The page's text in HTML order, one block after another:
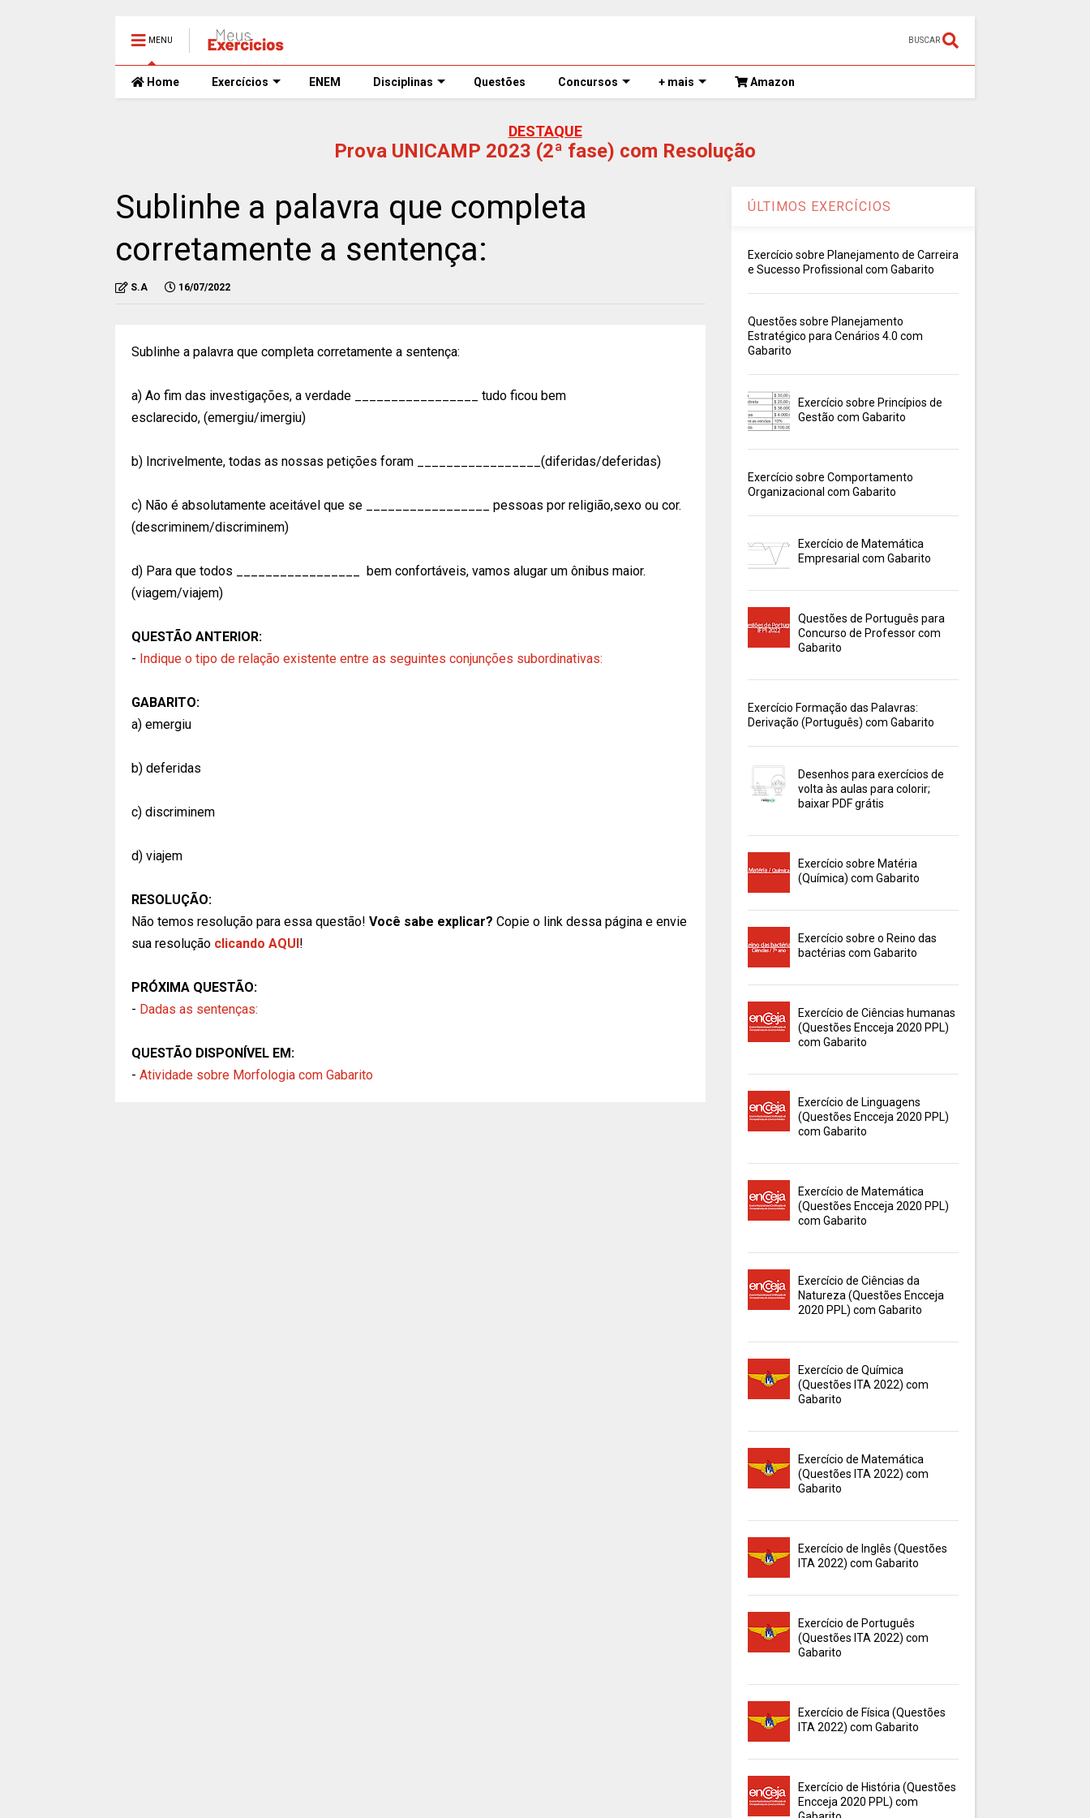
MENU BUSCAR
Home Exercícios ENEM Disciplinas Questões Concursos + mais Amazon
DESTAQUE
Prova UNICAMP 2023 (2ª fase) com Resolução
Sublinhe a palavra que completa
corretamente a sentença:
S.A 16/07/2022
Sublinhe a palavra que completa corretamente a sentença:
a) Ao fim das investigações, a verdade _________________ tudo ficou bem
esclarecido, (emergiu/imergiu)
b) Incrivelmente, todas as nossas petições foram _________________(diferidas/deferidas)
c) Não é absolutamente aceitável que se _________________ pessoas por religião,sexo ou cor.
(descriminem/discriminem)
d) Para que todos _________________ bem confortáveis, vamos alugar um ônibus maior.
(viagem/viajem)
QUESTÃO ANTERIOR:
- Indique o tipo de relação existente entre as seguintes conjunções subordinativas:
GABARITO:
a) emergiu
b) deferidas
c) discriminem
d) viajem
RESOLUÇÃO:
Não temos resolução para essa questão! Você sabe explicar? Copie o link dessa página e envie
sua resolução clicando AQUI!
PRÓXIMA QUESTÃO:
- Dadas as sentenças:
QUESTÃO DISPONÍVEL EM:
- Atividade sobre Morfologia com Gabarito
ÚLTIMOS EXERCÍCIOS
Exercício sobre Planejamento de Carreira
e Sucesso Profissional com Gabarito
Questões sobre Planejamento
Estratégico para Cenários 4.0 com
Gabarito
Exercício sobre Princípios de
Gestão com Gabarito
Exercício sobre Comportamento
Organizacional com Gabarito
Exercício de Matemática
Empresarial com Gabarito
Questões de Português para
Concurso de Professor com
Gabarito
Exercício Formação das Palavras:
Derivação (Português) com Gabarito
Desenhos para exercícios de
volta às aulas para colorir;
baixar PDF grátis
Exercício sobre Matéria
(Química) com Gabarito
Exercício sobre o Reino das
bactérias com Gabarito
Exercício de Ciências humanas
(Questões Encceja 2020 PPL)
com Gabarito
Exercício de Linguagens
(Questões Encceja 2020 PPL)
com Gabarito
Exercício de Matemática
(Questões Encceja 2020 PPL)
com Gabarito
Exercício de Ciências da
Natureza (Questões Encceja
2020 PPL) com Gabarito
Exercício de Química
(Questões ITA 2022) com
Gabarito
Exercício de Matemática
(Questões ITA 2022) com
Gabarito
Exercício de Inglês (Questões
ITA 2022) com Gabarito
Exercício de Português
(Questões ITA 2022) com
Gabarito
Exercício de Física (Questões
ITA 2022) com Gabarito
Exercício de História (Questões
Encceja 2020 PPL) com